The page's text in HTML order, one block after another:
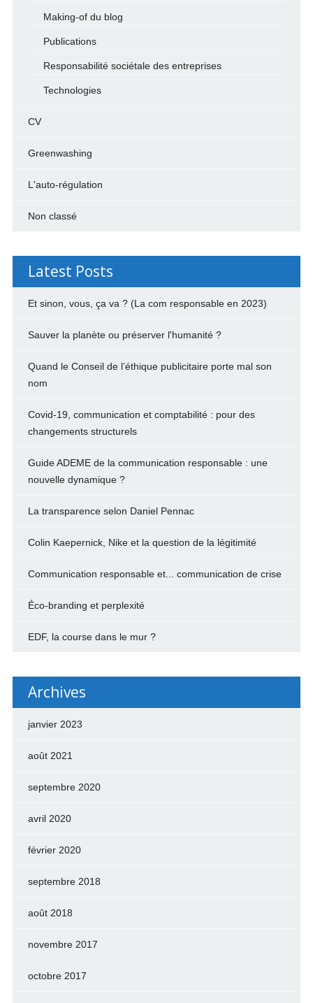
Making-of du blog
Publications
Responsabilité sociétale des entreprises
Technologies
CV
Greenwashing
L'auto-régulation
Non classé
Latest Posts
Et sinon, vous, ça va ? (La com responsable en 2023)
Sauver la planète ou préserver l'humanité ?
Quand le Conseil de l’éthique publicitaire porte mal son
nom
Covid-19, communication et comptabilité : pour des
changements structurels
Guide ADEME de la communication responsable : une
nouvelle dynamique ?
La transparence selon Daniel Pennac
Colin Kaepernick, Nike et la question de la légitimité
Communication responsable et... communication de crise
Éco-branding et perplexité
EDF, la course dans le mur ?
Archives
janvier 2023
août 2021
septembre 2020
avril 2020
février 2020
septembre 2018
août 2018
novembre 2017
octobre 2017